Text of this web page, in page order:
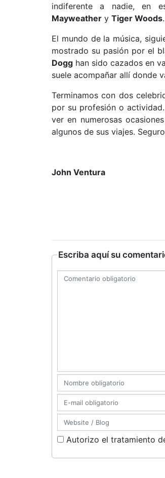
indiferente a nadie, en
Mayweather y Tiger Woods.
El mundo de la música,
mostrado su pasión por el
Dogg han sido cazados en
suele acompañar allí donde
Terminamos con dos
por su profesión o actividad.
ver en numerosas
algunos de sus viajes.
John Ventura
Escriba aquí su
Autorizo el tratamiento